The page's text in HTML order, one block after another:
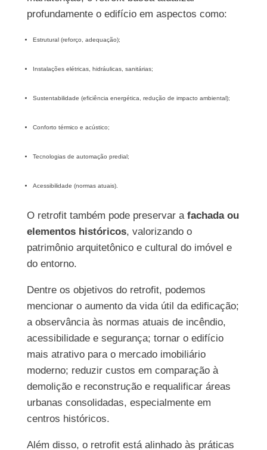
profundamente o edifício em aspectos como:
Estrutural (reforço, adequação);
Instalações elétricas, hidráulicas, sanitárias;
Sustentabilidade (eficiência energética, redução de impacto ambiental);
Conforto térmico e acústico;
Tecnologias de automação predial;
Acessibilidade (normas atuais).
O retrofit também pode preservar a fachada ou
elementos históricos, valorizando o
patrimônio arquitetônico e cultural do imóvel e
do entorno.
Dentre os objetivos do retrofit, podemos
mencionar o aumento da vida útil da edificação;
a observância às normas atuais de incêndio,
acessibilidade e segurança; tornar o edifício
mais atrativo para o mercado imobiliário
moderno; reduzir custos em comparação à
demolição e reconstrução e requalificar áreas
urbanas consolidadas, especialmente em
centros históricos.
Além disso, o retrofit está alinhado às práticas